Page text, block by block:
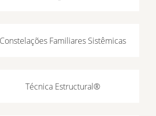
Constelações Familiares Sistêmicas
Técnica Estructural®